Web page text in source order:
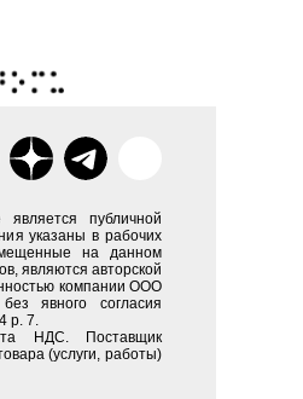
публичной
указаны в рабочих
на данном
являются авторской
компании ООО
явного согласия
р. 7.
НДС. Поставщик
(услуги, работы)